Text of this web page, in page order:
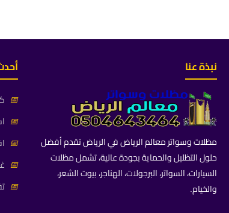
نبذة عنا
مظلات وسواتر معالم الرياض في الرياض تقدم أفضل
حلول التظليل والحماية بجودة عالية، تشمل مظلات
السيارات، السواتر، البرجولات، الهناجر، بيوت الشعر،
والخيام.
📅
📅
📅
📅
📅